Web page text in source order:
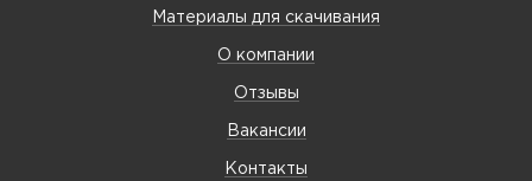
Материалы для скачивания
О компании
Отзывы
Вакансии
Контакты